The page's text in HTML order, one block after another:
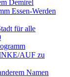
Demirel
Essen-Werden
für alle
AUF zu
Namen